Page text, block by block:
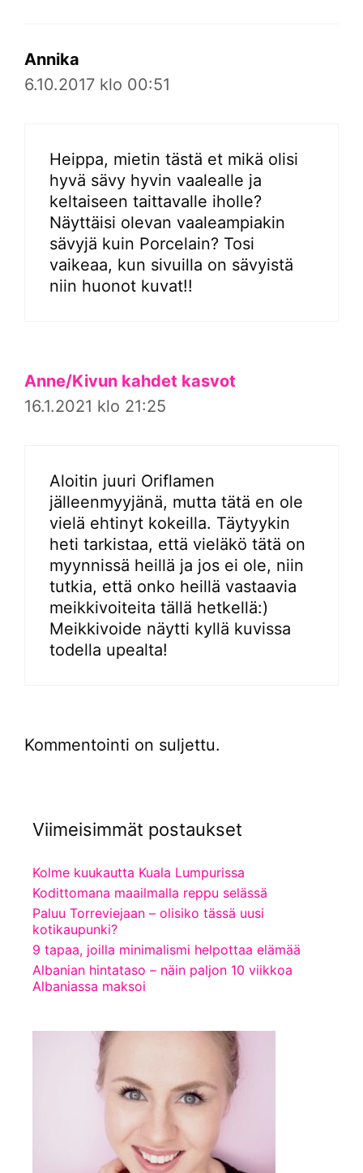
Annika
6.10.2017 klo 00:51
Heippa, mietin tästä et mikä olisi
hyvä sävy hyvin vaalealle ja
keltaiseen taittavalle iholle?
Näyttäisi olevan vaaleampiakin
sävyjä kuin Porcelain? Tosi
vaikeaa, kun sivuilla on sävyistä
niin huonot kuvat!!
Anne/Kivun kahdet kasvot
16.1.2021 klo 21:25
Aloitin juuri Oriflamen
jälleenmyyjänä, mutta tätä en ole
vielä ehtinyt kokeilla. Täytyykin
heti tarkistaa, että vieläkö tätä on
myynnissä heillä ja jos ei ole, niin
tutkia, että onko heillä vastaavia
meikkivoiteita tällä hetkellä:)
Meikkivoide näytti kyllä kuvissa
todella upealta!
Kommentointi on suljettu.
Viimeisimmät postaukset
Kolme kuukautta Kuala Lumpurissa
Kodittomana maailmalla reppu selässä
Paluu Torreviejaan – olisiko tässä uusi
kotikaupunki?
9 tapaa, joilla minimalismi helpottaa elämää
Albanian hintataso – näin paljon 10 viikkoa
Albaniassa maksoi